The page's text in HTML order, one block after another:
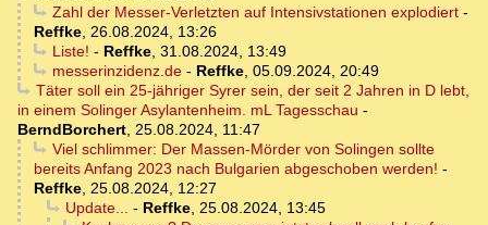
Zahl der Messer-Verletzten auf Intensivstationen explodiert-
Reffke, 26.08.2024, 13:26
Liste! - Reffke, 31.08.2024, 13:49
messerinzidenz.de- Reffke, 05.09.2024, 20:49
Täter soll ein 25-jähriger Syrer sein, der seit 2 Jahren in D lebt,
in einem Solinger Asylantenheim. mL Tagesschau -
BerndBorchert, 25.08.2024, 11:47
Viel schlimmer: Der Massen-Mörder von Solingen sollte
bereits Anfang 2023 nach Bulgarien abgeschoben werden! -
Reffke, 25.08.2024, 12:27
Update... - Reffke, 25.08.2024, 13:45